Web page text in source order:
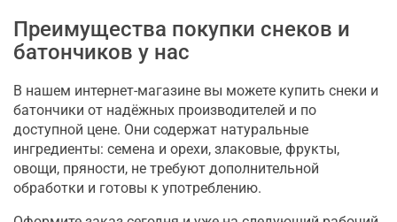
Преимущества покупки снеков и
батончиков у нас
В нашем интернет-магазине вы можете купить снеки и
батончики от надёжных производителей и по
доступной цене. Они содержат натуральные
ингредиенты: семена и орехи, злаковые, фрукты,
овощи, пряности, не требуют дополнительной
обработки и готовы к употреблению.